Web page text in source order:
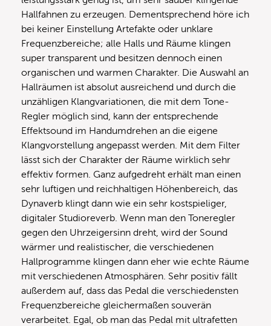
Hallfahnen zu erzeugen. Dementsprechend höre ich
bei keiner Einstellung Artefakte oder unklare
Frequenzbereiche; alle Halls und Räume klingen
super transparent und besitzen dennoch einen
organischen und warmen Charakter. Die Auswahl an
Hallräumen ist absolut ausreichend und durch die
unzähligen Klangvariationen, die mit dem Tone-
Regler möglich sind, kann der entsprechende
Effektsound im Handumdrehen an die eigene
Klangvorstellung angepasst werden. Mit dem Filter
lässt sich der Charakter der Räume wirklich sehr
effektiv formen. Ganz aufgedreht erhält man einen
sehr luftigen und reichhaltigen Höhenbereich, das
Dynaverb klingt dann wie ein sehr kostspieliger,
digitaler Studioreverb. Wenn man den Toneregler
gegen den Uhrzeigersinn dreht, wird der Sound
wärmer und realistischer, die verschiedenen
Hallprogramme klingen dann eher wie echte Räume
mit verschiedenen Atmosphären. Sehr positiv fällt
außerdem auf, dass das Pedal die verschiedensten
Frequenzbereiche gleichermaßen souverän
verarbeitet. Egal, ob man das Pedal mit ultrafetten